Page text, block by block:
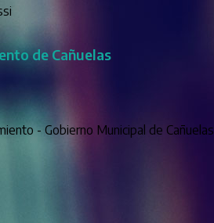
de Cañuelas
- Gobierno Municipal de Cañuelas